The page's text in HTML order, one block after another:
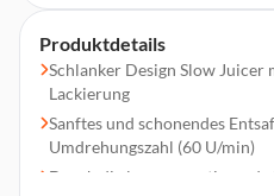
Produktdetails
Schlanker Design Slow
Lackierung
Sanftes und schonendes
Umdrehungszahl (60 U/min)
Durch die langsam rotierende